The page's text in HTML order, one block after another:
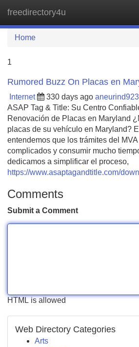
freedirectory4u
Home
1
Rumored Buzz On Placas en
Internet 330 days ago
ASAP Tag & Title: Su Centro
Renovación de Placas en Maryland
placas de su vehículo en Maryland?
entendemos que los trámites del
complicados y consumir mucho
dedicamos a simplificar el proceso,
https://www.asaptagandtitle.com/
Comments
Submit a Comment
HTML is allowed
Web Directory Categories
Arts